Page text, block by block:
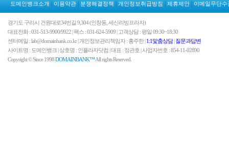
도메인뱅크소개 이용약관 분쟁해결정책 개인정보취급방침 제휴제안 이메일무단수
경기도 구리시 건원대로34번길 9,304 (인창동, 세신리빙프라자)
대표전화 : 031-513-9900/9922 | 팩스 : 031-624-5909 | 고객상담 : 평일 09:30~18:30
센터메일 : lab@domainbank.co.kr | 개인정보관리책임자 : 홍주한 |1:1맟춤상담|질문과답변
사이트명 : 도메인뱅크 | 상호명 : 인플라자닷컴 | 대표 : 정관호 | 사업자번호 : 854-11-02890
Copyright © Since 1998DOMAINBANK™All rights Reserved.